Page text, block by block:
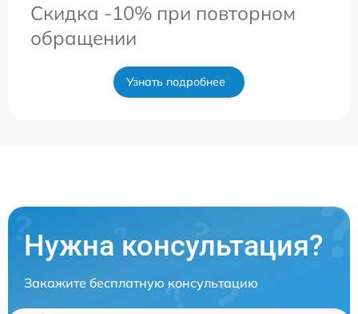
Скидка -10% при повторном
обращении
Узнать подробнее
Нужна консультация?
Закажите бесплатную консультацию